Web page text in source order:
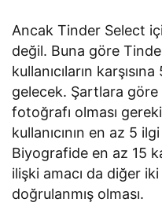
Ancak Tinder Select
değil. Buna göre
kullanıcıların
gelecek. Şartlara göre
fotoğrafı olması
kullanıcının en az 5
Biyografide en az 15
ilişki amacı da diğer
doğrulanmış olması.